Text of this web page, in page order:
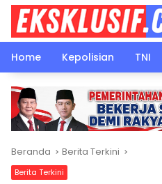
Langsung
konten
Home
Kepolisian TNI
Beranda Berita Terkini
Berita Terkini